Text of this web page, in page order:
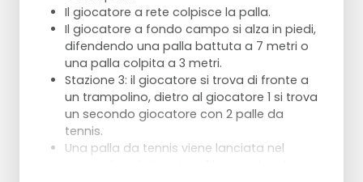
Il giocatore a rete colpisce la palla.
Il giocatore a fondo campo si alza in piedi,
difendendo una palla battuta a 7 metri o
una palla colpita a 3 metri.
Stazione 3: il giocatore si trova di fronte a
un trampolino, dietro al giocatore 1 si trova
un secondo giocatore con 2 palle da
tennis.
Una palla da tennis viene lanciata nel